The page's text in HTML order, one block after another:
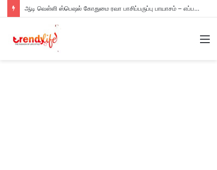
ஆடி வெள்ளி ஸ்பெஷல் கோதுமை ரவா பாசிப்பருப்பு பாயாசம் – எப்படி செய்யணும் தெரியுமா?